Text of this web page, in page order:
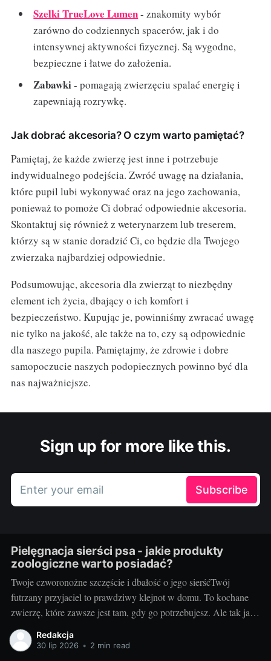
Szelki TrueLove Lumen- znakomity wybór
zarówno do codziennych spacerów, jak i do
intensywnej aktywności fizycznej. Są wygodne,
bezpieczne i łatwe do założenia.
Zabawki- pomagają zwierzęciu spalać energię i
zapewniają rozrywkę.
Jak dobrać akcesoria? O czym warto pamiętać?
Pamiętaj, że każde zwierzę jest inne i potrzebuje
indywidualnego podejścia. Zwróć uwagę na działania,
które pupil lubi wykonywać oraz na jego zachowania,
ponieważ to pomoże Ci dobrać odpowiednie akcesoria.
Skontaktuj się również z weterynarzem lub treserem,
którzy są w stanie doradzić Ci, co będzie dla Twojego
zwierzaka najbardziej odpowiednie.
Podsumowując, akcesoria dla zwierząt to niezbędny
element ich życia, dbający o ich komfort i
bezpieczeństwo. Kupując je, powinniśmy zwracać uwagę
nie tylko na jakość, ale także na to, czy są odpowiednie
dla naszego pupila. Pamiętajmy, że zdrowie i dobre
samopoczucie naszych podopiecznych powinno być dla
nas najważniejsze.
Sign up for more like this.
Enter your email Subscribe
Pielęgnacja sierści psa - jakie produkty
zoologiczne warto posiadać?
Twoje czworonożne szczęście i dbałość o jego sierśćTwój
futrzany przyjaciel to prawdziwy klejnot w domu. To kochane
zwierzę, które zawsze jest tam, gdy go potrzebujesz. Ale tak jak
Ty dbasz o swój wygląd, tak samo powinieneś dobrze zadbać o
sierść swojego pupila. Dbałość o sierść psa jest kluczowa dla
Redakcja
30 lip 2026 • 2 min read